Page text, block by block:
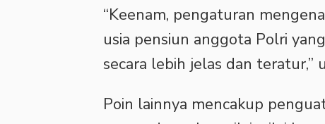
“Keenam, pengaturan
usia pensiun anggota Polri
secara lebih jelas dan teratur,”
Poin lainnya mencakup